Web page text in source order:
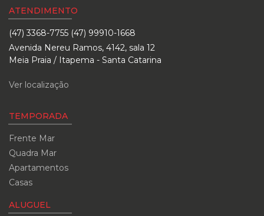
ATENDIMENTO
(47) 3368-7755 (47) 99910-1668
Avenida Nereu Ramos, 4142, sala 12
Meia Praia / Itapema - Santa Catarina
Ver localização
TEMPORADA
Frente Mar
Quadra Mar
Apartamentos
Casas
ALUGUEL